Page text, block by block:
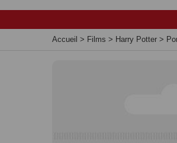
Accueil > Films > Harry Potter >